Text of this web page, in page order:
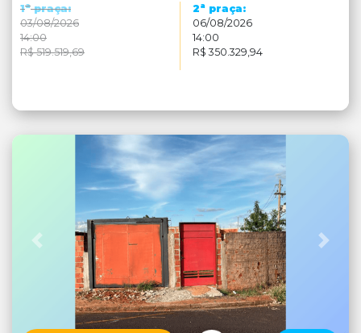
1apraça:
03/08/2026
14:00
R$ 519.519,69
2a praça:
06/08/2026
14:00
R$ 350.329,94
Anterior